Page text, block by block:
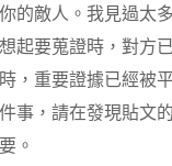
的敵人。我見過太
起要蒐證時，對方
，重要證據已經被
事，請在發現貼文
。